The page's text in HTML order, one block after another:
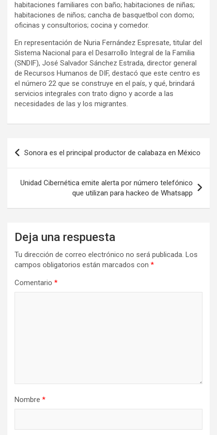
habitaciones familiares con baño; habitaciones de niñas;
habitaciones de niños; cancha de basquetbol con domo;
oficinas y consultorios; cocina y comedor.
En representación de Nuria Fernández Espresate, titular del
Sistema Nacional para el Desarrollo Integral de la Familia
(SNDIF), José Salvador Sánchez Estrada, director general
de Recursos Humanos de DIF, destacó que este centro es
el número 22 que se construye en el país, y qué, brindará
servicios integrales con trato digno y acorde a las
necesidades de las y los migrantes.
Navegación
de
entradas
Sonora es el principal productor de calabaza en México
Unidad Cibernética emite alerta por número telefónico
que utilizan para hackeo de Whatsapp
Deja una respuesta
Tu dirección de correo electrónico no será publicada. Los
campos obligatorios están marcados con *
Comentario *
Nombre *